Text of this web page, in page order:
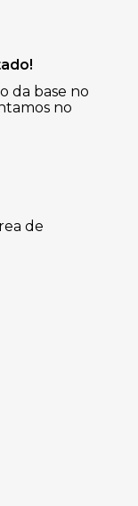
da base no
no
de